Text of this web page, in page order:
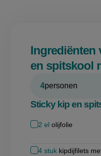
Ingrediënten
en spitskool
4personen
Sticky kip en
2 el olijfolie
4 stuk kipdijfilets